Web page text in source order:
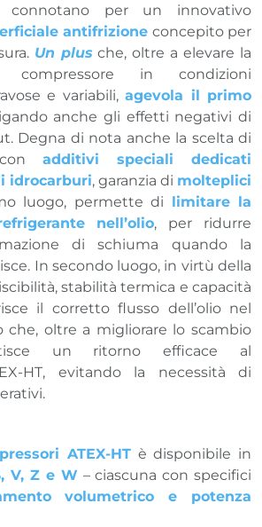
per un innovativo
antifrizione concepito per
Un plus che, oltre a elevare la
in condizioni
e variabili, agevola il primo
anche gli effetti negativi di
Degna di nota anche la scelta di
additivi speciali dedicati
idrocarburi, garanzia di molteplici
luogo, permette di limitare la
nell’olio, per ridurre
di schiuma quando la
In secondo luogo, in virtù della
stabilità termica e capacità
il corretto flusso dell’olio nel
che, oltre a migliorare lo scambio
un ritorno efficace al
HT, evitando la necessità di
ATEX-HTè disponibile in
V, Z e W – ciascuna con specifici
volumetrico e potenza